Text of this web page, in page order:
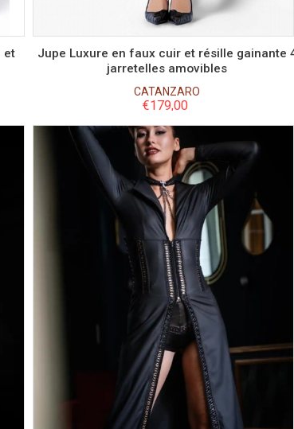
et
Jupe Luxure en faux cuir et résille gainante
jarretelles amovibles
CATANZARO
€179,00
Couleur
Taille
XS